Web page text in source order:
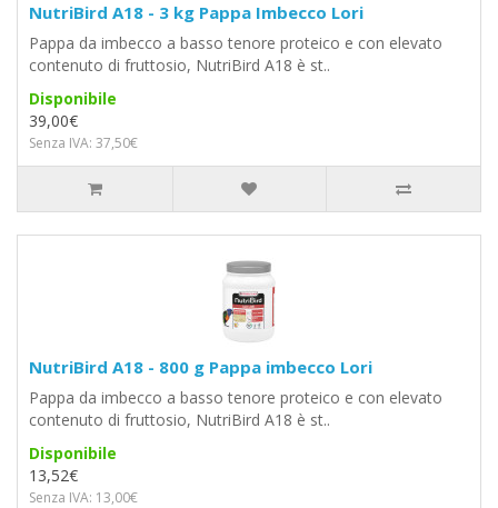
NutriBird A18 - 3 kg Pappa Imbecco Lori
Pappa da imbecco a basso tenore proteico e con elevato
contenuto di fruttosio, NutriBird A18 è st..
Disponibile
39,00€
Senza IVA: 37,50€
NutriBird A18 - 800 g Pappa imbecco Lori
Pappa da imbecco a basso tenore proteico e con elevato
contenuto di fruttosio, NutriBird A18 è st..
Disponibile
13,52€
Senza IVA: 13,00€